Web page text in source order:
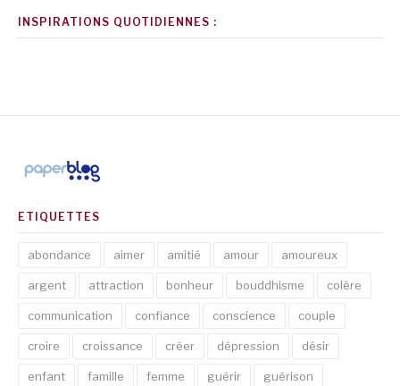
INSPIRATIONS QUOTIDIENNES :
ETIQUETTES
abondance aimer amitié amour amoureux
argent attraction bonheur bouddhisme colère
communication confiance conscience couple
croire croissance créer dépression désir
enfant famille femme guérir guérison